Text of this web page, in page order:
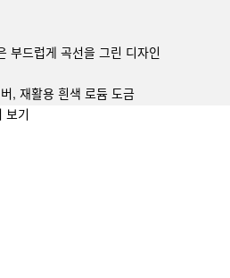
부드럽게 곡선을 그린 디자인
, 재활용 흰색 로듐 도금
보기